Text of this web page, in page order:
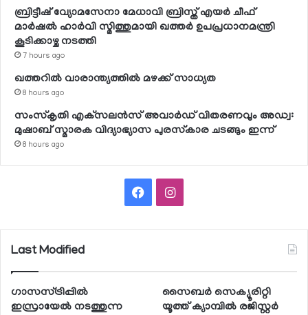
ബ്രിട്ടീഷ് വ്യോമസേനാ മേധാവി ബ്രിസ്ത് എയര്‍ ചീഫ്
മാര്‍ഷല്‍ ഹാര്‍വി സ്മിത്തുമായി ഖത്തര്‍ ഉപപ്രധാനമന്ത്രി
കൂടിക്കാഴ്ച നടത്തി
7 hours ago
ഖത്തറില്‍ വാരാന്ത്യത്തില്‍ മഴക്ക് സാധ്യത
8 hours ago
സംസ്‌കൃതി എക്‌സലന്‍സ് അവാര്‍ഡ് വിതരണവും അഡ്വ:
മുഷാബ് സ്മാരക വിദ്യാഭ്യാസ പുരസ്‌കാര ചടങ്ങും ഇന്ന്
8 hours ago
FacebookInstagram
Last Modified
ഗാസസ്ട്രിപ്പില്‍
ഇസ്രായേല്‍ നടത്തുന്ന
സൈബര്‍ സെക്യൂരിറ്റി
യൂത്ത് ക്യാമ്പില്‍ രജിസ്റ്റര്‍